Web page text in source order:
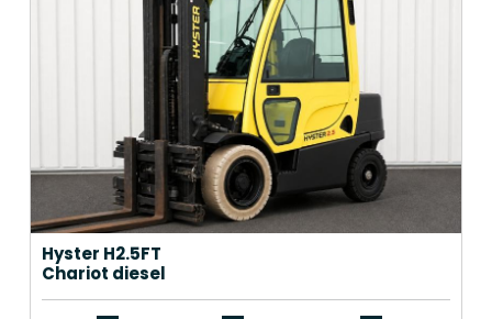
Hyster H2.5FT
Chariot diesel